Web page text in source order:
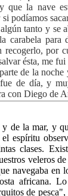
que la nave
podíamos
tanto y se
carabela para
recogerlo,
ésta, me
de la
de día, y
con Diego de
de la mar, y
espíritu
clases.
veleros
navegaba en
africana. Lo
de